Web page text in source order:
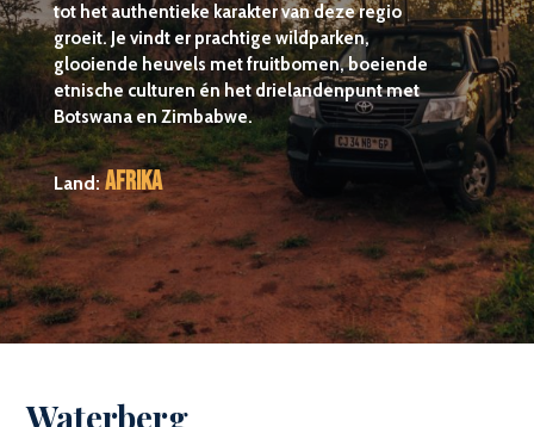
tot het authentieke karakter van deze regio
groeit. Je vindt er prachtige wildparken,
glooiende heuvels met fruitbomen, boeiende
etnische culturen én het drielandenpunt met
Botswana en Zimbabwe.
Land:Afrika
Waterberg